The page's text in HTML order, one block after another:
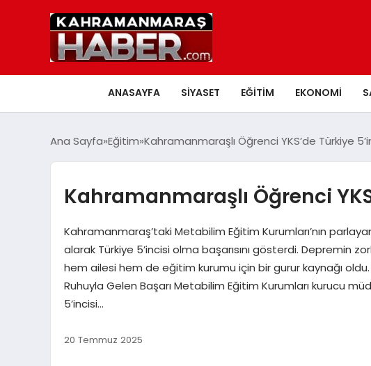
ANASAYFA SIYASET EĞITIM EKONOMI
Ana Sayfa Eğitim Kahramanmaraşlı Öğrenci YKS’de Türkiye
Kahramanmaraşlı Öğrenci
Kahramanmaraş’taki Metabilim Eğitim Kurumları’nın
alarak Türkiye 5’incisi olma başarısını gösterdi. Depremin
hem ailesi hem de eğitim kurumu için bir gurur kaynağı oldu.
Ruhuyla Gelen Başarı Metabilim Eğitim Kurumları kurucu
5’incisi…
20 Temmuz 2025